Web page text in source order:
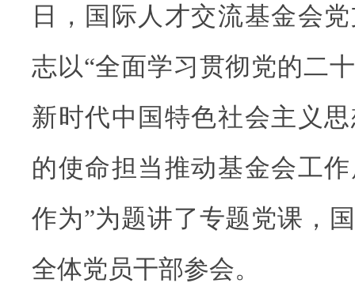
日，国际人才交流基金会
志以“全面学习贯彻党的二
新时代中国特色社会主义
的使命担当推动基金会工
作为”为题讲了专题党课，
全体党员干部参会。